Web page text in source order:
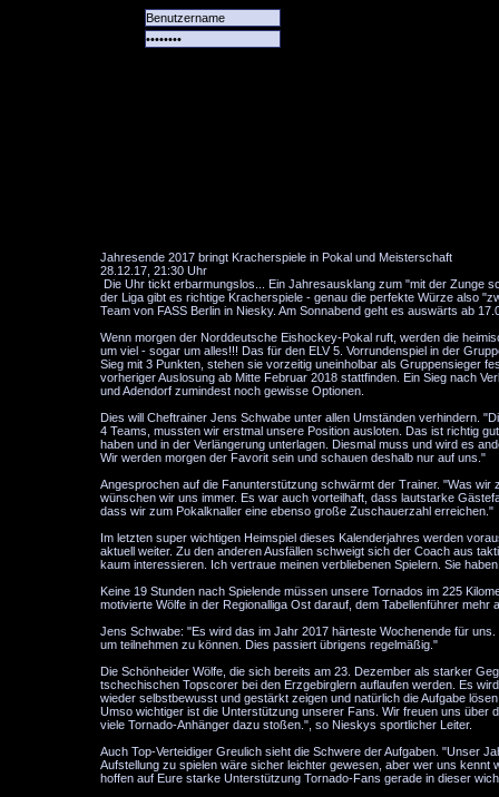
Jahresende 2017 bringt Kracherspiele in Pokal und Meisterschaft
28.12.17, 21:30 Uhr
Die Uhr tickt erbarmungslos... Ein Jahresausklang zum "mit der Zunge
der Liga gibt es richtige Kracherspiele - genau die perfekte Würze also
Team von FASS Berlin in Niesky. Am Sonnabend geht es auswärts ab
Wenn morgen der Norddeutsche Eishockey-Pokal ruft, werden die
um viel - sogar um alles!!! Das für den ELV 5. Vorrundenspiel in der
Sieg mit 3 Punkten, stehen sie vorzeitig uneinholbar als Gruppensieger
vorheriger Auslosung ab Mitte Februar 2018 stattfinden. Ein Sieg nach
und Adendorf zumindest noch gewisse Optionen.
Dies will Cheftrainer Jens Schwabe unter allen Umständen verhindern.
4 Teams, mussten wir erstmal unsere Position ausloten. Das ist richtig
haben und in der Verlängerung unterlagen. Diesmal muss und wird es
Wir werden morgen der Favorit sein und schauen deshalb nur auf uns."
Angesprochen auf die Fanunterstützung schwärmt der Trainer. "Was wir
wünschen wir uns immer. Es war auch vorteilhaft, dass lautstarke
dass wir zum Pokalknaller eine ebenso große Zuschauerzahl erreichen."
Im letzten super wichtigen Heimspiel dieses Kalenderjahres werden
aktuell weiter. Zu den anderen Ausfällen schweigt sich der Coach aus
kaum interessieren. Ich vertraue meinen verbliebenen Spielern. Sie
Keine 19 Stunden nach Spielende müssen unsere Tornados im 225
motivierte Wölfe in der Regionalliga Ost darauf, dem Tabellenführer mehr
Jens Schwabe: "Es wird das im Jahr 2017 härteste Wochenende für
um teilnehmen zu können. Dies passiert übrigens regelmäßig."
Die Schönheider Wölfe, die sich bereits am 23. Dezember als starker
tschechischen Topscorer bei den Erzgebirglern auflaufen werden. Es
wieder selbstbewusst und gestärkt zeigen und natürlich die Aufgabe
Umso wichtiger ist die Unterstützung unserer Fans. Wir freuen uns über
viele Tornado-Anhänger dazu stoßen.", so Nieskys sportlicher Leiter.
Auch Top-Verteidiger Greulich sieht die Schwere der Aufgaben. "Unser
Aufstellung zu spielen wäre sicher leichter gewesen, aber wer uns
hoffen auf Eure starke Unterstützung Tornado-Fans gerade in dieser